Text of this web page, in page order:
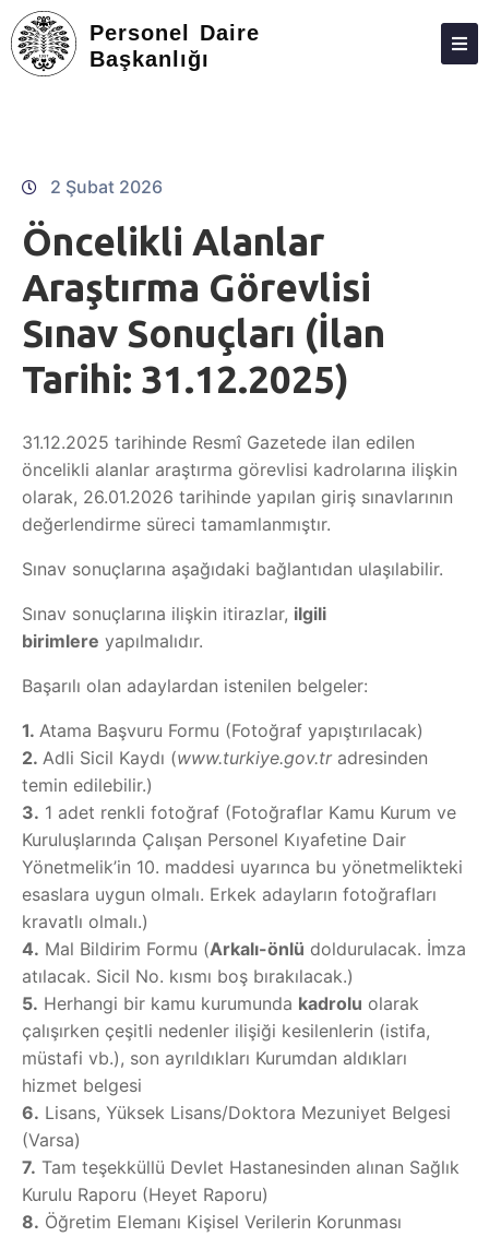
Personel Daire
Başkanlığı
YÖNERGELER
FORMLAR
2 Şubat 2026
Öncelikli Alanlar
Araştırma Görevlisi
Sınav Sonuçları (İlan
Tarihi: 31.12.2025)
31.12.2025 tarihinde Resmî Gazetede ilan edilen
öncelikli alanlar araştırma görevlisi kadrolarına ilişkin
olarak, 26.01.2026 tarihinde yapılan giriş sınavlarının
değerlendirme süreci tamamlanmıştır.
Sınav sonuçlarına aşağıdaki bağlantıdan ulaşılabilir.
Sınav sonuçlarına ilişkin itirazlar, ilgili
birimlere yapılmalıdır.
Başarılı olan adaylardan istenilen belgeler:
1. Atama Başvuru Formu (Fotoğraf yapıştırılacak)
2. Adli Sicil Kaydı (www.turkiye.gov.tradresinden
temin edilebilir.)
3. 1 adet renkli fotoğraf (Fotoğraflar Kamu Kurum ve
Kuruluşlarında Çalışan Personel Kıyafetine Dair
Yönetmelik’in 10. maddesi uyarınca bu yönetmelikteki
esaslara uygun olmalı. Erkek adayların fotoğrafları
kravatlı olmalı.)
4. Mal Bildirim Formu (Arkalı-önlü doldurulacak. İmza
atılacak. Sicil No. kısmı boş bırakılacak.)
5. Herhangi bir kamu kurumunda kadrolu olarak
çalışırken çeşitli nedenler ilişiği kesilenlerin (istifa,
müstafi vb.), son ayrıldıkları Kurumdan aldıkları
hizmet belgesi
6. Lisans, Yüksek Lisans/Doktora Mezuniyet Belgesi
(Varsa)
7. Tam teşekküllü Devlet Hastanesinden alınan Sağlık
Kurulu Raporu (Heyet Raporu)
8. Öğretim Elemanı Kişisel Verilerin Korunması